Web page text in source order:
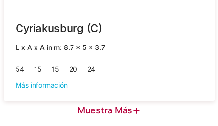
Cyriakusburg (C)
L x A x A in m: 8.7 x 5 x 3.7
54 15 15 20
24
Más información
Muestra Más+